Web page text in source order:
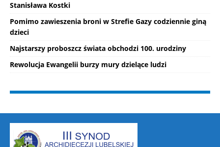
Stanisława Kostki
Pomimo zawieszenia broni w Strefie Gazy codziennie giną
dzieci
Najstarszy proboszcz świata obchodzi 100. urodziny
Rewolucja Ewangelii burzy mury dzielące ludzi